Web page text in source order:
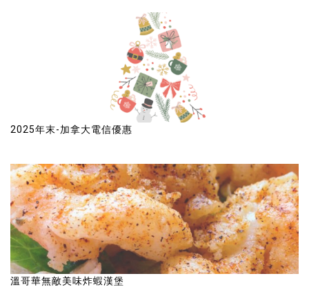
2025年末-加拿大電信優惠
溫哥華無敵美味炸蝦漢堡